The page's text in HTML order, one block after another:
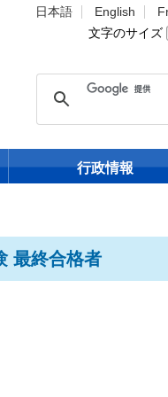
日本語 English
文字のサイズ
行政情報
最終合格者